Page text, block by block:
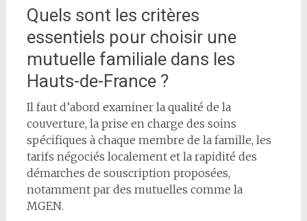
Quels sont les critères
essentiels pour choisir une
mutuelle familiale dans les
Hauts-de-France ?
Il faut d’abord examiner la qualité de la
couverture, la prise en charge des soins
spécifiques à chaque membre de la famille, les
tarifs négociés localement et la rapidité des
démarches de souscription proposées,
notamment par des mutuelles comme la
MGEN.